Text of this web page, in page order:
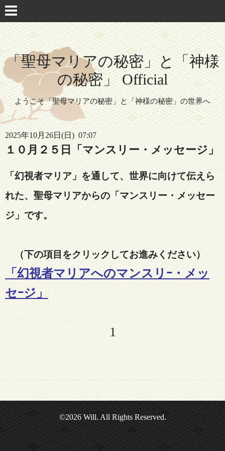
「聖母マリアの秘密」と「神様
の秘密」 Official
ようこそ「聖母マリアの秘密」と「神様の秘密」の世界へ
2025年10月26日(日) 07:07
１０月２５日「マンスリー・メッセージ」
「幻視者マリア」を通して、 世界に向けて伝えら
れた、聖母マリアからの「マンスリー・メッセー
ジ」です。
（下の項目をクリックしてお進みください）
「 幻視者マリアへのマンスリｰ・メッ
セｰジ 」
1
©2026 Will. All Rights Reserved.